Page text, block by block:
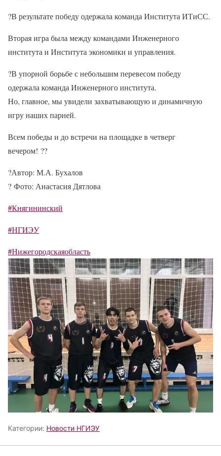
?В результате победу одержала команда Института ИТиСС.
Вторая игра была между командами Инженерного
института и Института экономики и управления.
?В упорной борьбе с небольшим перевесом победу
одержала команда Инженерного института.
Но, главное, мы увидели захватывающую и динамичную
игру наших парней.
Всем победы и до встречи на площадке в четверг
вечером! ??
?Автор: М.А. Бухалов
? Фото: Анастасия Дятлова
#Княгининский
#НГИЭУ
#Нижегородскаяобласть
Категории: Новости НГИЭУ